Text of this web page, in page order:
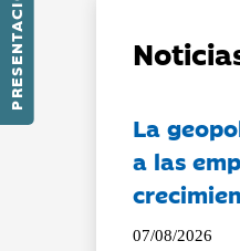
PRESENTACIÓN
La
a las
07/08/2026